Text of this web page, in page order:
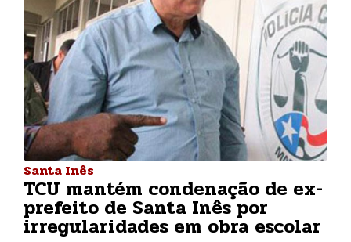
Santa Inês
TCU mantém condenação de ex-
prefeito de Santa Inês por
irregularidades em obra escolar